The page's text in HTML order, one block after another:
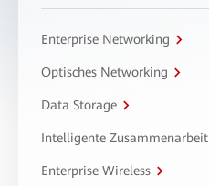
Enterprise Networking
Optisches Networking
Data Storage
Intelligente Zusammenarbeit
Enterprise Wireless